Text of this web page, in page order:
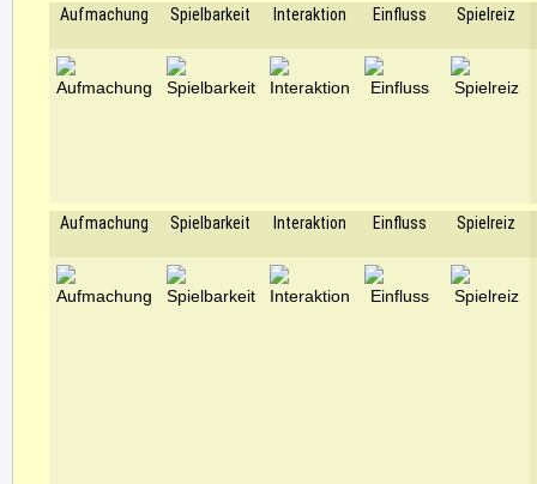
Aufmachung Spielbarkeit Interaktion Einfluss Spielreiz
Aufmachung Spielbarkeit Interaktion Einfluss Spielreiz